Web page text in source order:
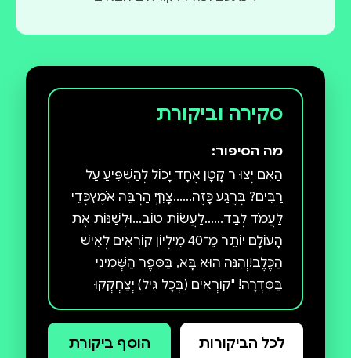
סקירה וביקורת
מה הסיפור:
הַאִם יְצוּ ר קָטָן אֶחָד יָכוֹל לְהַשְׁפִּיעַ עַל
רַבִּים? בְּרֶגַע כָּזֶה......צָרִיךְ הַרְבֵּה אֹמֶץכְּדֵי
לַעֲמֹד לְבַד......לַעֲשׂוֹת טוֹב...וּלְשַׁנּוֹת אֶת
הָעוֹלָם יוֹתֵר מֵ־40 מִילְיוֹן קוֹרְאִים לְאִישׁ
הַכֶּלֶב!וְהִנֵּה הוּא בָּא, בַּסֵּפֶר הַשְּׁמִינִי
בַּסִּדְרָה! "קוֹרְאִים (בְּכָל גִּיל) יְצַחְקְקוּ
מִתְּחִלַּת הַסֵּפֶר וְעַד סוֹפוֹ." פַּבְּלִישֵׁרְז
וִיקְלִי "מְאַתְגֵּר בְּצוּרָה כֵּיפִית אֶת
הַתַּרְבּוּת הַחִנּוּכִית הָרוֹוַחַת מִחוּץ לְבֵית
לכל הביקורות הוסף ביקורת